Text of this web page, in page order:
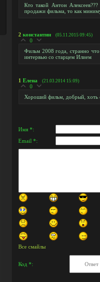
Кто такой Антон
продажи фильма, то как
2 константин (05.11.2015 09:45)
0
Фильм 2008 года, странно
интервью со старцем Илием
1 Елена (21.03.2014 15:09)
0
Хороший фильм, добрый, хоть
Имя *:
Email *:
Все смайлы
Код *: